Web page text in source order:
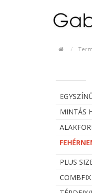
MINTÁS
PLUS
COMBFIX